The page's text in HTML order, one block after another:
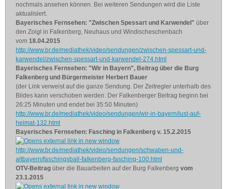
nochmals ansehen können. Bei weiteren Sendungen wird die Liste
aktualisiert.
Bayerisches Fernsehen: "Zwischen Spessart und Karwendel" über
den Zoigl in Falkenberg, Neuhaus und Windischeschenbach
vom 18.04.2015
http://www.br.de/mediathek/video/sendungen/zwischen-spessart-und-
karwendel/zwischen-spessart-und-karwendel-274.html
Bayerisches Fernsehen: "Wir in Bayern", Beitrag über die Burg
Falkenberg und Bürgermeister Herbert Bauer
(der Link verweist auf die ganze Sendung. Der Zeitregler unterhalb des
Bildes kann verschoben werden. Der Falkenberger Beitrag beginn bei
26:25 Minuten und endet bei 35:50 Minuten)
http://www.br.de/mediathek/video/sendungen/wir-in-bayern/lust-auf-
heimat-132.html
Bayerisches Fernsehen: Fasching in Falkenberg v. 15.2.2015
http://www.br.de/mediathek/video/sendungen/schwaben-und-
altbayern/faschingsball-falkenberg-fasching-100.html
OTV-Beitrag über die Bauarbeiten auf der Burg Falkenberg vom
23.1.2015